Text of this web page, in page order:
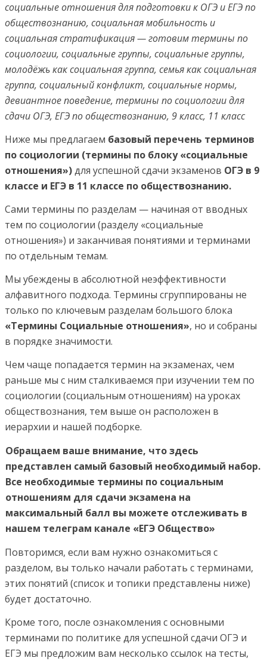
социальные отношения для подготовки к ОГЭ и ЕГЭ по
обществознанию, социальная мобильность и
социальная стратификация — готовим термины по
социологии, социальные группы, социальные группы,
молодёжь как социальная группа, семья как социальная
группа, социальный конфликт, социальные нормы,
девиантное поведение, термины по социологии для
сдачи ОГЭ, ЕГЭ по обществознанию, 9 класс, 11 класс
Ниже мы предлагаем базовый перечень терминов
по социологии (термины по блоку «социальные
отношения»)для успешной сдачи экзаменов ОГЭ в 9
классе и ЕГЭ в 11 классе по обществознанию.
Сами термины по разделам — начиная от вводных
тем по социологии (разделу «социальные
отношения») и заканчивая понятиями и терминами
по отдельным темам.
Мы убеждены в абсолютной неэффективности
алфавитного подхода. Термины сгруппированы не
только по ключевым разделам большого блока
«Термины Социальные отношения», но и собраны
в порядке значимости.
Чем чаще попадается термин на экзаменах, чем
раньше мы с ним сталкиваемся при изучении тем по
социологии (социальным отношениям) на уроках
обществознания, тем выше он расположен в
иерархии и нашей подборке.
Обращаем ваше внимание, что здесь
представлен самый базовый необходимый набор.
Все необходимые термины по социальным
отношениям для сдачи экзамена на
максимальный балл вы можете отслеживать в
нашем телеграм канале «ЕГЭ Общество»
Повторимся, если вам нужно ознакомиться с
разделом, вы только начали работать с терминами,
этих понятий (список и топики представлены ниже)
будет достаточно.
Кроме того, после ознакомления с основными
терминами по политике для успешной сдачи ОГЭ и
ЕГЭ мы предложим вам несколько ссылок на тесты,